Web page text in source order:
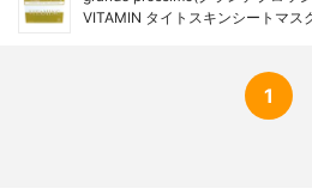
VITAMIN タイトスキンシートマス
1